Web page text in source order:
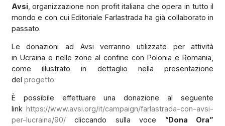
Avsi, organizzazione non profit italiana che opera in tutto il
mondo e con cui Editoriale Farlastrada ha già collaborato in
passato.
Le donazioni ad Avsi verranno utilizzate per attività
in Ucraina e nelle zone al confine con Polonia e Romania,
come illustrato in dettaglio nella presentazione
del progetto.
È possibile effettuare una donazione al seguente
linkhttps://www.avsi.org/it/campaign/farlastrada-con-avsi-
per-lucraina/90/cliccando sulla voce “Dona Ora”